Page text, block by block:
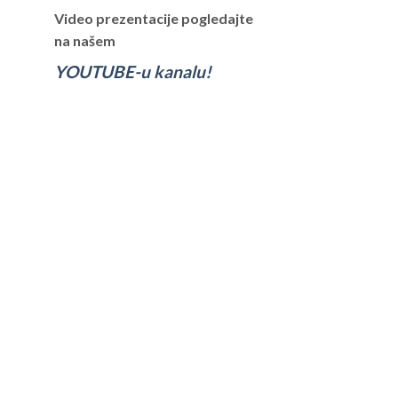
Video prezentacije pogledajte
na našem
YOUTUBE-u kanalu!